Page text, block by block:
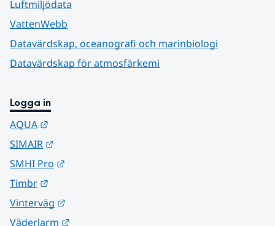
Luftmiljödata
VattenWebb
Datavärdskap, oceanografi och marinbiologi
Datavärdskap för atmosfärkemi
Logga in
AQUA
SIMAIR
SMHI Pro
Timbr
Vinterväg
Väderlarm